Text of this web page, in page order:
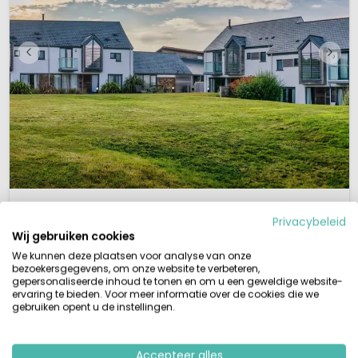
Landal Whalesborough Resort & Spa
Landelijk gelegen
Dicht bij het strand
Spa faciliteit met zwembaden
Huisdiervriendelijke accommodaties
– dé plek waar groene heuvels, zeezicht en Engelse charme samenkomen.
Privacybeleid
Wij gebruiken cookies
We kunnen deze plaatsen voor analyse van onze
bezoekersgegevens, om onze website te verbeteren,
gepersonaliseerde inhoud te tonen en om u een geweldige website-
ervaring te bieden. Voor meer informatie over de cookies die we
gebruiken opent u de instellingen.